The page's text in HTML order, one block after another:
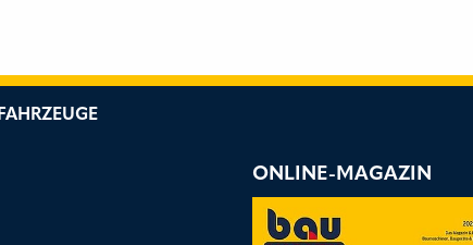
ONLINE-MAGAZIN